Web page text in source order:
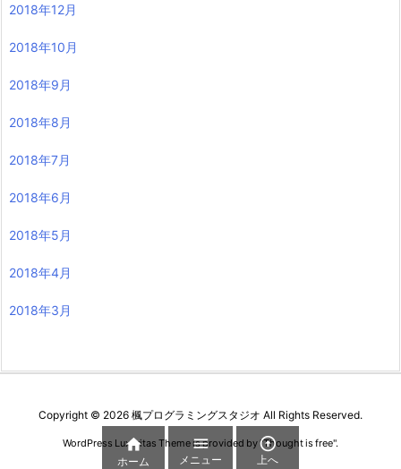
2018年12月
2018年10月
2018年9月
2018年8月
2018年7月
2018年6月
2018年5月
2018年4月
2018年3月
Copyright © 2026 楓プログラミングスタジオ All Rights Reserved.
WordPress Luxeritas Theme is provided by "Thought is free".

ホーム

メニュー

上へ